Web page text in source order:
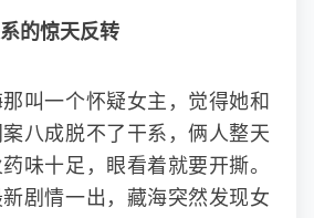
的惊天反转
叫一个怀疑女主，觉得她和
八成脱不了干系，俩人整天
味十足，眼看着就要开撕。
剧情一出，藏海突然发现女